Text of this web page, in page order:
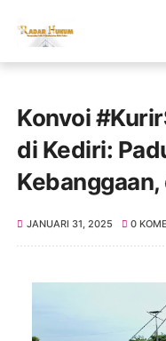
Konvoi
di Kediri:
JANUARI 31, 2025 0